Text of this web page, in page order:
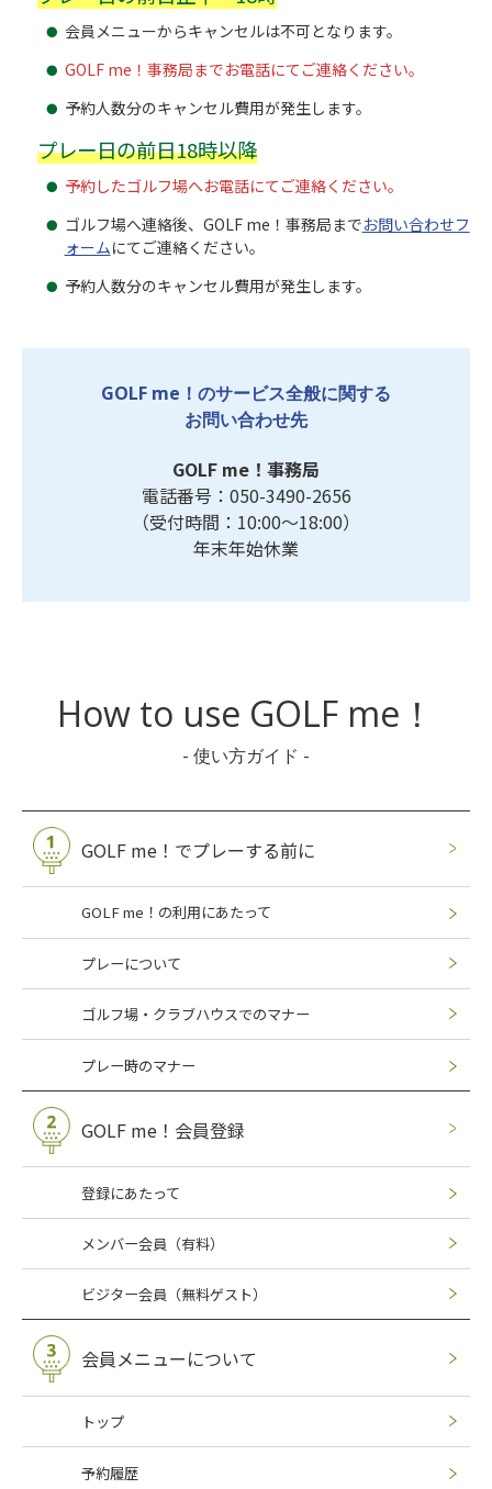
会員メニューからキャンセルは不可となります。
GOLF me！事務局までお電話にてご連絡ください。
予約人数分のキャンセル費用が発生します。
プレー日の前日18時以降
予約したゴルフ場へお電話にてご連絡ください。
ゴルフ場へ連絡後、GOLF me！事務局までお問い合わせフ
ォームにてご連絡ください。
予約人数分のキャンセル費用が発生します。
GOLF me！のサービス全般に関する
お問い合わせ先
GOLF me！事務局
電話番号： 050-3490-2656
（受付時間：10:00～18:00）
年末年始休業
How to use GOLF me！
- 使い方ガイド -
GOLF me！でプレーする前に
GOLF me！の利用にあたって
プレーについて
ゴルフ場・クラブハウスでのマナー
プレー時のマナー
GOLF me！会員登録
登録にあたって
メンバー会員（有料）
ビジター会員（無料ゲスト）
会員メニューについて
トップ
予約履歴